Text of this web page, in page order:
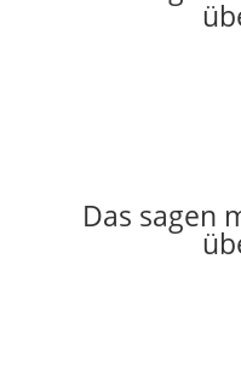
Das sagen